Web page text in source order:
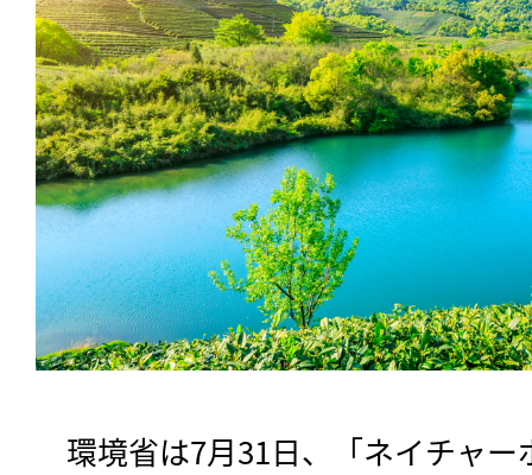
環境省は7月31日、「ネイチャー